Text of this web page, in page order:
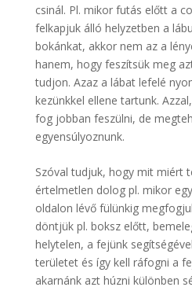
csinál. Pl. mikor futás előtt a
felkapjuk álló helyzetben a
bokánkat, akkor nem az a
hanem, hogy feszítsük meg
tudjon. Azaz a lábat lefelé
kezünkkel ellene tartunk.
fog jobban feszülni, de
egyensúlyoznunk.
Szóval tudjuk, hogy mit miért
értelmetlen dolog pl. mikor
oldalon lévő fülünkig
döntjük pl. boksz előtt,
helytelen, a fejünk
területet és így kell ráfogni a
akarnánk azt húzni különben